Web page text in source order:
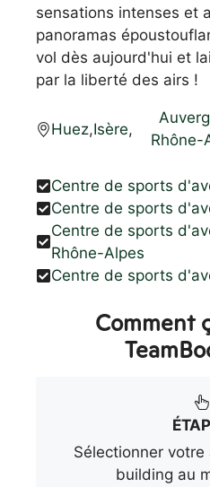
sensations intenses et
panoramas
vol dès aujourd'hui et
par la liberté des airs !
Huez,Isère,
Rhône-
Centre de sports
Centre de sports
Centre de sports
Rhône-Alpes
Centre de sports
Comment
Sélectionner
building au